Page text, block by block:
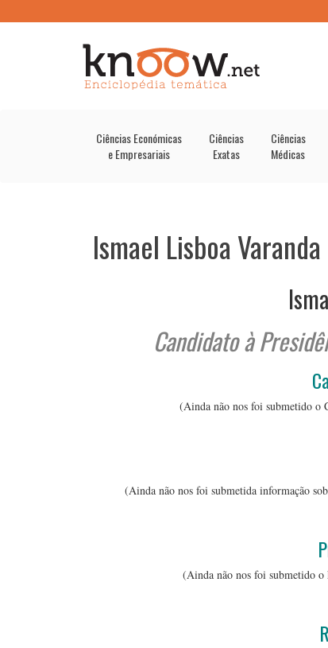
Ciências Económicas
e Empresariais
Ciências
Exatas
Ciências
Médicas
Ismael Lisboa
Candidato à
(Ainda não nos foi submetido o
(Ainda não nos foi submetida informação
(Ainda não nos foi submetido